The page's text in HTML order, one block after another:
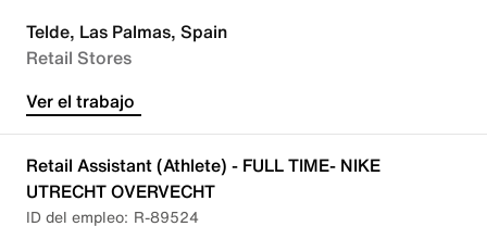
Telde, Las Palmas, Spain
Retail Stores
Ver el trabajo
Retail Assistant (Athlete) - FULL TIME- NIKE
UTRECHT OVERVECHT
R-89524